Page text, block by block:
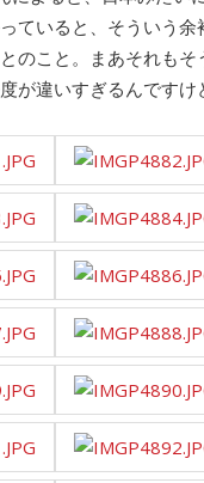
ていると、そういう余
のこと。まあそれもそ
が違いすぎるんですけ